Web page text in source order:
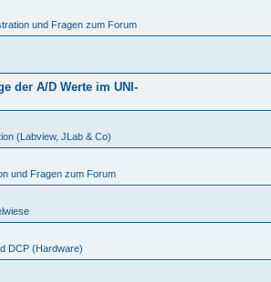
und Fragen zum Forum
der A/D Werte im UNI-
(Labview, JLab & Co)
und Fragen zum Forum
DCP (Hardware)